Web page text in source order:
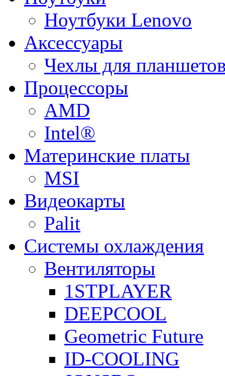
Ноутбуки Lenovo
Аксессуары
Чехлы для
Процессоры
AMD
Intel®
Материнские платы
MSI
Видеокарты
Palit
Системы охлаждения
Вентиляторы
1STPLAYER
DEEPCOOL
Geometric Future
ID-COOLING